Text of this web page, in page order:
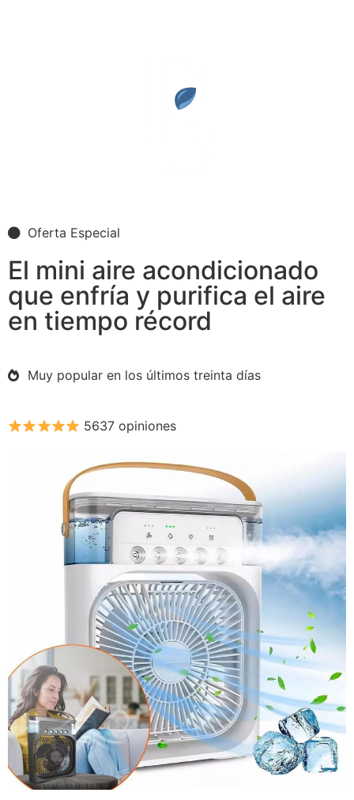
Oferta Especial
El mini aire acondicionado
que enfría y purifica el aire
en tiempo récord
Muy popular en los últimos treinta días
5637 opiniones